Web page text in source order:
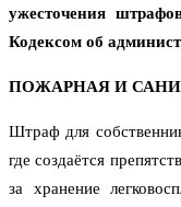
ужесточения
Кодексом об
ПОЖАРНАЯ И
Штраф для
где создаётся
за хранение